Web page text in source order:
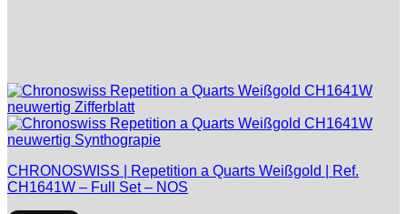
CHRONOSWISS | Repetition a Quarts Weißgold | Ref.
CH1641W – Full Set – NOS